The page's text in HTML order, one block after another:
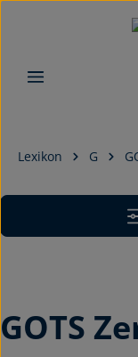
Zum Hauptinhalt
Lexikon G
GOTS